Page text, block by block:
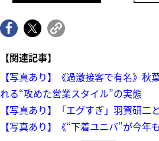
【関連記事】
【写真あり】《過激接客で有名》
れる“攻めた営業スタイル”の実態
【写真あり】「エグすぎ」羽賀研二
【写真あり】《“下着ユニバ”が今